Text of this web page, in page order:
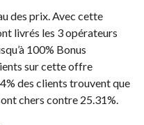
des prix. Avec cette
livrés les 3 opérateurs
100% Bonus
sur cette offre
des clients trouvent que
chers contre 25.31%.